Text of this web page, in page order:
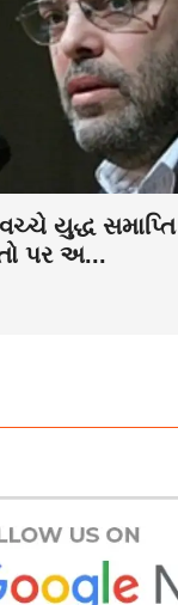
યુદ્ધ
પર અ...